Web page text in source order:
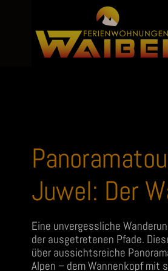
Juwel: Der
Eine unvergessliche
der ausgetretenen Pfade.
über aussichtsreiche
Alpen – dem Wannenkopf mit